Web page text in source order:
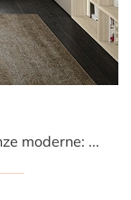
Librerie a muro iper pratiche per stanze moderne: ottieni informazioni sul modello Golf Infinity U126 della marca Colombini Casa!